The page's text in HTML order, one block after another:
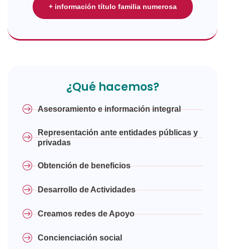
+ información título familia numerosa
¿Qué hacemos?
Asesoramiento e información integral
Representación ante entidades públicas y
privadas
Obtención de beneficios
Desarrollo de Actividades
Creamos redes de Apoyo
Concienciación social